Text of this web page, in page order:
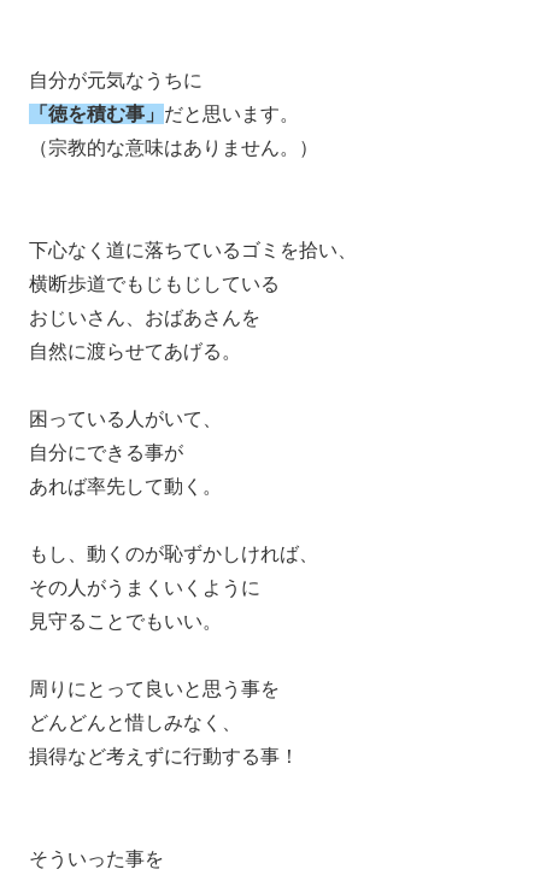
自分が元気なうちに
「徳を積む事」 だと思います。
（宗教的な意味はありません。）
下心なく道に落ちているゴミを拾い、
横断歩道でもじもじしている
おじいさん、おばあさんを
自然に渡らせてあげる。
困っている人がいて、
自分にできる事が
あれば率先して動く。
もし、動くのが恥ずかしければ、
その人がうまくいくように
見守ることでもいい。
周りにとって良いと思う事を
どんどんと惜しみなく、
損得など考えずに行動する事！
そういった事を